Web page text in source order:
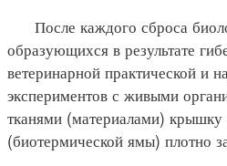
После каждого сброса
образующихся в результате
ветеринарной практической и
экспериментов с живыми
тканями (материалами) крышку
(биотермической ямы) плотно